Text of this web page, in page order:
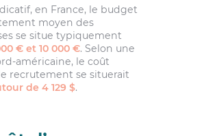
en France, le budget
moyen des
se situe typiquement
€ et 10 000 €. Selon une
américaine, le coût
recrutement se situerait
de 4 129 $.